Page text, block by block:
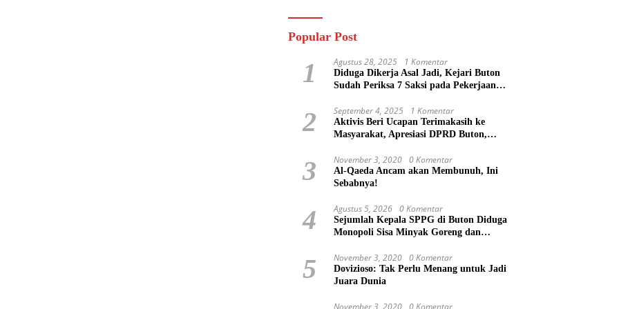
Popular Post
1 Agustus 28, 2025 1 Komentar
Diduga Dikerja Asal Jadi, Kejari Buton
Sudah Periksa 7 Saksi pada Pekerjaan
Capai Rp 100 Juta Lebih
2 September 4, 2025 1 Komentar
Aktivis Beri Ucapan Terimakasih ke
Masyarakat, Apresiasi DPRD Buton,
3 November 3, 2020 0 Komentar
Al-Qaeda Ancam akan Membunuh, Ini
Sebabnya!
4 Agustus 5, 2026 0 Komentar
Sejumlah Kepala SPPG di Buton Diduga
Monopoli Sisa Minyak Goreng dan
Pribadi
5 November 3, 2020 0 Komentar
Dovizioso: Tak Perlu Menang untuk Jadi
Juara Dunia
November 3, 2020 0 Komentar